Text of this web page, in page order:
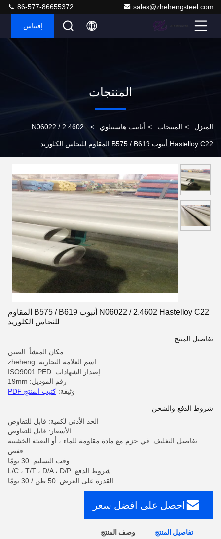
sales@zhehengsteel.com
86-577-86655372
إقتباس
المنتجات
المنزل > المنتجات > أنابيب هاستيلوي >
N06022 / 2.4602
Hastelloy C22 أنبوب B575 / B619 المقاوم للنحاس الكلوريد
N06022 / 2.4602 Hastelloy C22 أنبوب B575 / B619 المقاوم
للنحاس الكلوريد
تفاصيل المنتج
مكان المنشأ: الصين
اسم العلامة التجارية: zheheng
إصدار الشهادات: ISO9001 PED
رقم الموديل: 19mm
وثيقة: كتيب المنتج PDF
شروط الدفع والشحن
الحد الأدنى لكمية: قابل للتفاوض
الأسعار: قابل للتفاوض
تفاصيل التغليف: في حزم مع مادة مقاومة للماء ، أو التعبئة الخشبية
قفص
وقت التسليم: 30 يومًا
شروط الدفع: L/C ، T/T ، D/A ، D/P
القدرة على العرض: 50 طن / 30 يومًا
احصل على افضل سعر
تفاصيل المنتج وصف المنتج